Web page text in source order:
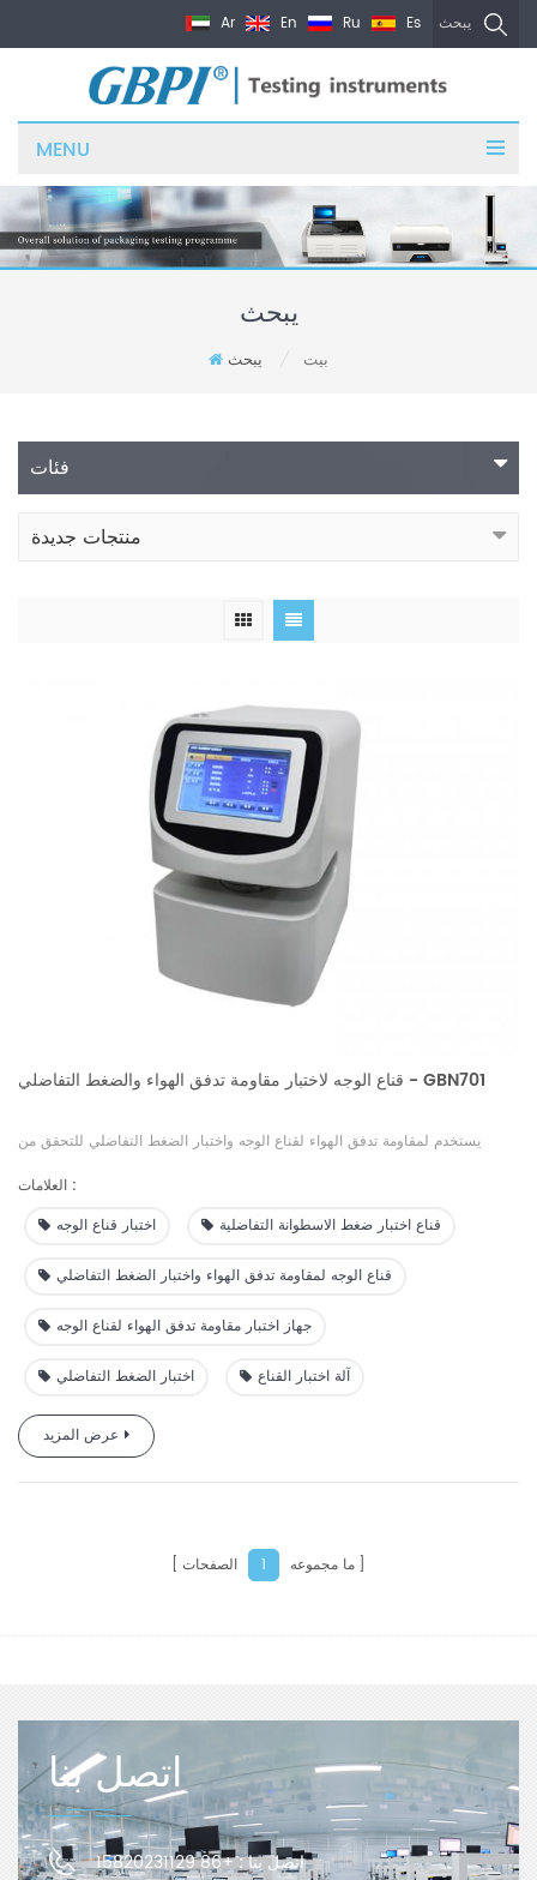
يبحث Ar En Ru Es
MENU
يبحث
بيت يبحث
فئات
منتجات جديدة
قناع الوجه لاختبار مقاومة تدفق الهواء والضغط التفاضلي - GBN701
يستخدم لمقاومة تدفق الهواء لقناع الوجه واختبار الضغط التفاضلي للتحقق من
النسيجية.العلامات :
اختبار قناع الوجه
قناع اختبار ضغط الاسطوانة التفاضلية
قناع الوجه لمقاومة تدفق الهواء واختبار الضغط التفاضلي
جهاز اختبار مقاومة تدفق الهواء لقناع الوجه
اختبار الضغط التفاضلي آلة اختبار القناع
عرض المزيد
ما مجموعه 1 الصفحات
اتصل بنا
اتصل بنا :+86 15820231129